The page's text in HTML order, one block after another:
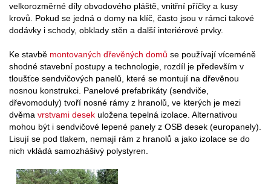
velkorozměrné díly obvodového pláště, vnitřní příčky a kusy
krovů. Pokud se jedná o domy na klíč, často jsou v rámci takové
dodávky i schody, obklady stěn a další interiérové prvky.
Ke stavbě montovaných dřevěných domů se používají víceméně
shodné stavební postupy a technologie, rozdíl je především v
tloušťce sendvičových panelů, které se montují na dřevěnou
nosnou konstrukci. Panelové prefabrikáty (sendviče,
dřevomoduly) tvoří nosné rámy z hranolů, ve kterých je mezi
dvěma vrstvami desek uložena tepelná izolace. Alternativou
mohou být i sendvičové lepené panely z OSB desek (europanely).
Lisují se pod tlakem, nemají rám z hranolů a jako izolace se do
nich vkládá samozhášivý polystyren.